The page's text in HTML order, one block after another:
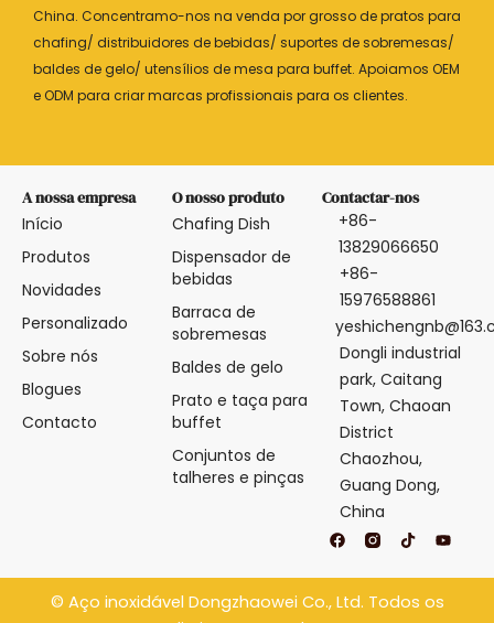
China. Concentramo-nos na venda por grosso de pratos para
chafing/ distribuidores de bebidas/ suportes de sobremesas/
baldes de gelo/ utensílios de mesa para buffet. Apoiamos OEM
e ODM para criar marcas profissionais para os clientes.
A nossa empresa
Início
Produtos
Novidades
Personalizado
Sobre nós
Blogues
Contacto
O nosso produto
Chafing Dish
Dispensador de
bebidas
Barraca de
sobremesas
Baldes de gelo
Prato e taça para
buffet
Conjuntos de
talheres e pinças
Contactar-nos
+86-
13829066650
+86-
15976588861
Dongli industrial
park, Caitang
Town, Chaoan
District
Chaozhou,
Guang Dong,
China
F
a
e
b
o
T
i
t
o
k
Y
o
t
u
b
© Aço inoxidável Dongzhaowei Co., Ltd. Todos os